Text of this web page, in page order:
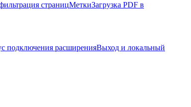
страницМеткиЗагрузка PDF в
подключения расширенияВыход и локальный